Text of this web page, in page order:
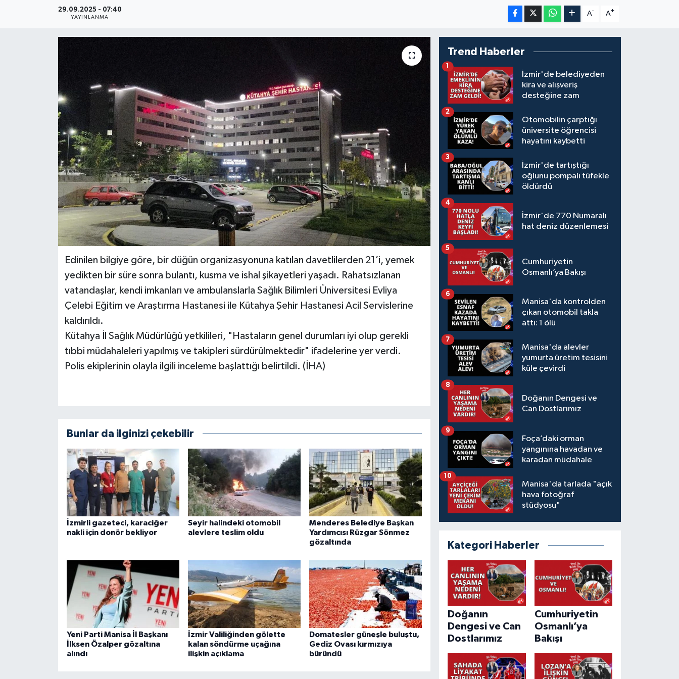
29.09.2025 - 07:40
YAYINLANMA
A- A+
Edinilen bilgiye göre, bir düğün organizasyonuna katılan davetlilerden 21’i, yemek
yedikten bir süre sonra bulantı, kusma ve ishal şikayetleri yaşadı. Rahatsızlanan
vatandaşlar, kendi imkanları ve ambulanslarla Sağlık Bilimleri Üniversitesi Evliya
Çelebi Eğitim ve Araştırma Hastanesi ile Kütahya Şehir Hastanesi Acil Servislerine
kaldırıldı.
Kütahya İl Sağlık Müdürlüğü yetkilileri, "Hastaların genel durumları iyi olup gerekli
tıbbi müdahaleleri yapılmış ve takipleri sürdürülmektedir" ifadelerine yer verdi.
Polis ekiplerinin olayla ilgili inceleme başlattığı belirtildi. (İHA)
Bunlar da ilginizi çekebilir
İzmirli gazeteci, karaciğer
nakli için donör bekliyor
Seyir halindeki otomobil
alevlere teslim oldu
Menderes Belediye Başkan
Yardımcısı Rüzgar Sönmez
gözaltında
Yeni Parti Manisa İl Başkanı
İlksen Özalper gözaltına
alındı
İzmir Valiliğinden gölette
kalan söndürme uçağına
ilişkin açıklama
Domatesler güneşle buluştu,
Gediz Ovası kırmızıya
büründü
Trend Haberler
İzmir'de belediyeden
kira ve alışveriş
desteğine zam
1
Otomobilin çarptığı
üniversite öğrencisi
hayatını kaybetti
2
İzmir'de tartıştığı
oğlunu pompalı tüfekle
öldürdü
3
İzmir'de 770 Numaralı
hat deniz düzenlemesi
4
Cumhuriyetin
Osmanlı’ya Bakışı
5
Manisa'da kontrolden
çıkan otomobil takla
attı: 1 ölü
6
Manisa'da alevler
yumurta üretim tesisini
küle çevirdi
7
Doğanın Dengesi ve
Can Dostlarımız
8
Foça’daki orman
yangınına havadan ve
karadan müdahale
9
Manisa'da tarlada "açık
hava fotoğraf
stüdyosu"
10
Kategori Haberler
Doğanın
Dengesi ve Can
Dostlarımız
Cumhuriyetin
Osmanlı’ya
Bakışı